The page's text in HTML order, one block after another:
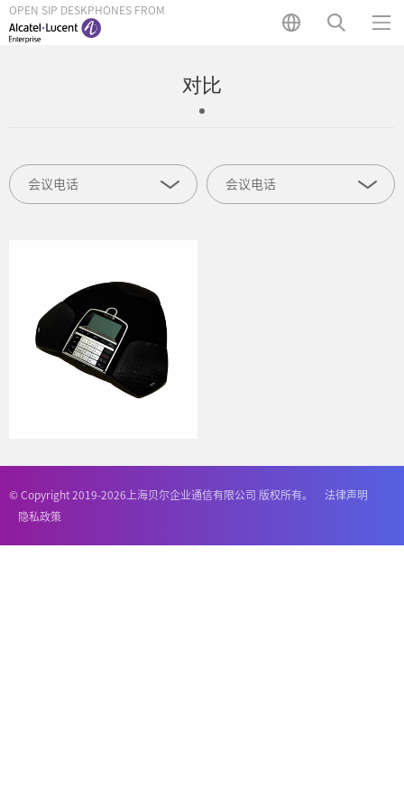
OPEN SIP DESKPHONES FROM
对比
© Copyright 2019-2026上海贝尔企业通信有限公司 版权所有。
法律声明
隐私政策